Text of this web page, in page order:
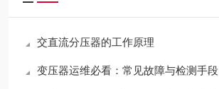
交直流分压器的工作原理
变压器运维必看：常见故障与检测手段